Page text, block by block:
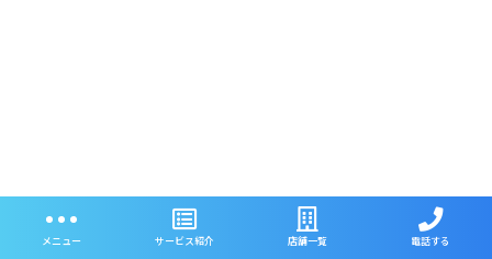
メニュー サービス紹介 店舗一覧 電話する